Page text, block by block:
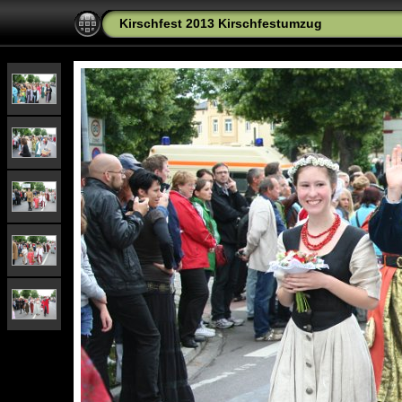
Kirschfest 2013 Kirschfestumzug